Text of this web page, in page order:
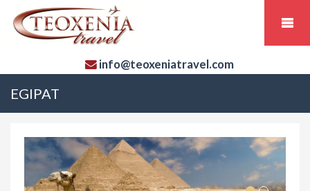
info@teoxeniatravel.com
EGIPAT